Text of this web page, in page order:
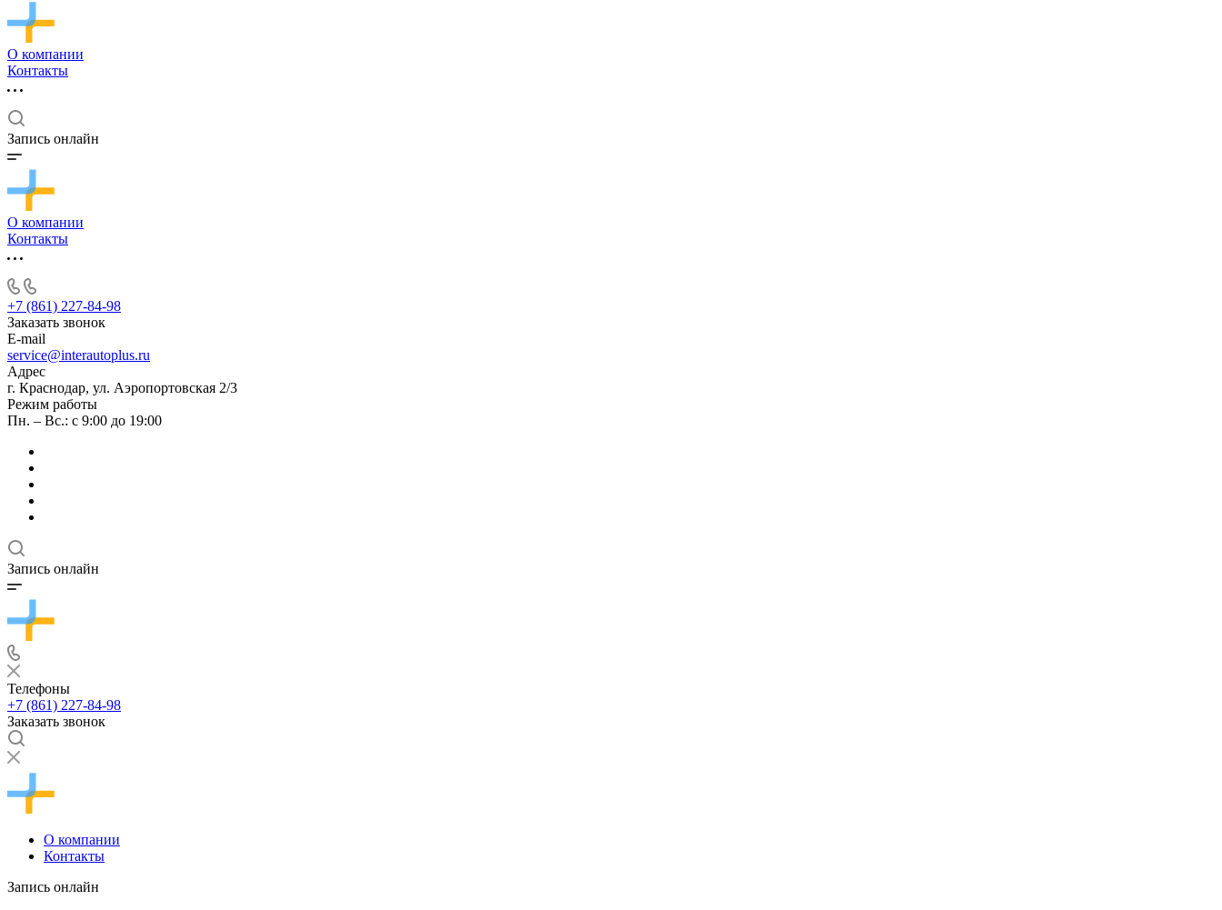
О компании
Контакты
Запись онлайн
О компании
Контакты
+7 (861) 227-84-98
Заказать звонок
E-mail
service@interautoplus.ru
Адрес
г. Краснодар, ул. Аэропортовская 2/3
Режим работы
Пн. – Вс.: с 9:00 до 19:00
Запись онлайн
Телефоны
+7 (861) 227-84-98
Заказать звонок
О компании
Контакты
Запись онлайн